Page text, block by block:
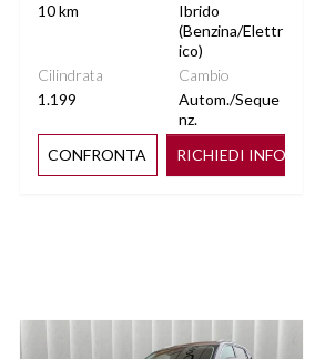
SEDILI SDOPPIABILI
SPECCHIETTI ELETTRICI
RICHIUDIBILI
VOLANTE MULTIFUNZIONE
10 km
Ibrido
(Benzina/Elettr
ico)
Cilindrata
1.199
Cambio
Autom./Seque
nz.
CONFRONTA
RICHIEDI INFO
Vedi dettagli